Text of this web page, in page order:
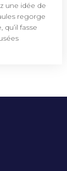
une idée de
regorge
qu’il fasse